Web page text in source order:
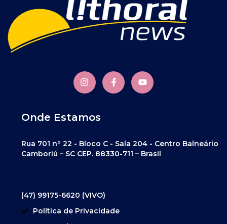
Onde Estamos
Rua 701 nº 22 - Bloco C - Sala 204 - Centro Balneário
Camboriú – SC CEP. 88330-711 – Brasil
(47) 99175-6620 (VIVO)
Política de Privacidade